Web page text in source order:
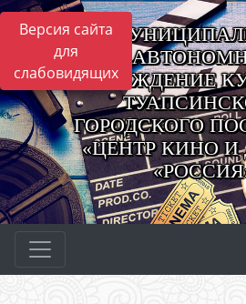
Версия сайта
для
слабовидящихУЧРЕЖДЕНИЕ
ГОРОДСКОГО
«ЦЕНТР КИНО И